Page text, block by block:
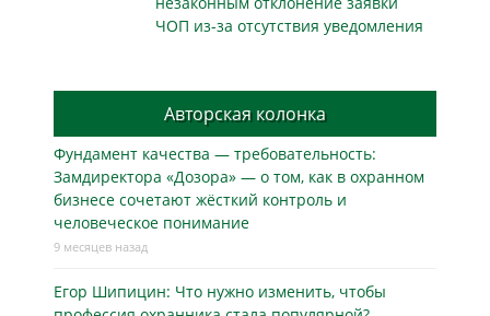
ЧОП из-за отсутствия уведомления
Авторская колонка
Фундамент качества — требовательность:
Замдиректора «Дозора» — о том, как в охранном
бизнесe сочетают жёсткий контроль и
человеческое понимание
9 месяцев назад
Егор Шипицин: Что нужно изменить, чтобы